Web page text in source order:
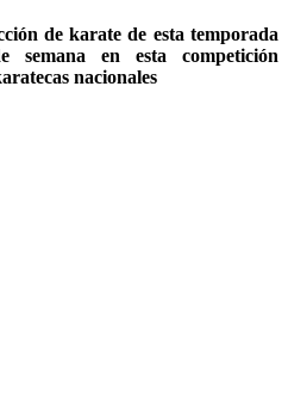
de karate de esta temporada
en esta competición
nacionales